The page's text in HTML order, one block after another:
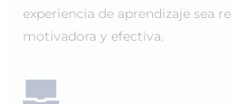
experiencia de aprendizaje sea
motivadora y efectiva.